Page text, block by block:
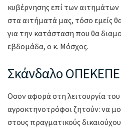
κυβέρνησης επί των
στα αιτήματά μας, τόσο εμείς
για την κατάσταση που θα
εβδομάδα, ο κ. Μόσχος.
Σκάνδαλο ΟΠΕΚΕΠΕ
Οσον αφορά στη λειτουργία
αγροκτηνοτρόφοι ζητούν: να
στους πραγματικούς